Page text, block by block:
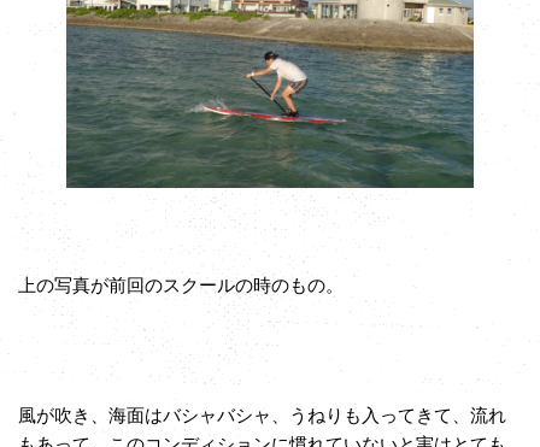
上の写真が前回のスクールの時のもの。
風が吹き、海面はバシャバシャ、うねりも入ってきて、流れ